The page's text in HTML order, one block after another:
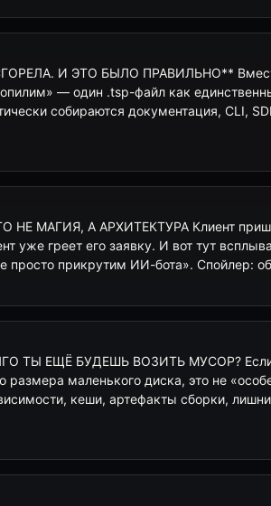
И ЭТО БЫЛО ПРАВИЛЬНО**
— один .tsp-файл как
собираются документация, CLI,
МАГИЯ, А АРХИТЕКТУРА Клиент
уже греет его заявку. И вот тут
просто прикрутим ИИ-бота». Спойлер:
ТЫ ЕЩЁ БУДЕШЬ ВОЗИТЬ МУСОР?
размера маленького диска, это не
кеши, артефакты сборки,